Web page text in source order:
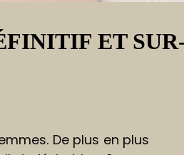
ET
De plus en plus